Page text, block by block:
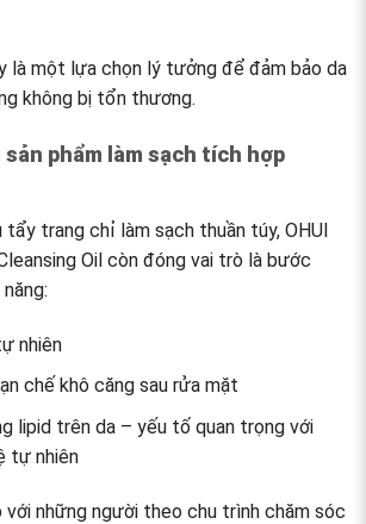
là một lựa chọn lý tưởng để đảm bảo da
không bị tổn thương.
phẩm làm sạch tích hợp
tẩy trang chỉ làm sạch thuần túy, OHUI
Oil còn đóng vai trò là bước
nhiên
chế khô căng sau rửa mặt
lipid trên da – yếu tố quan trọng với
tự nhiên
với những người theo chu trình chăm sóc